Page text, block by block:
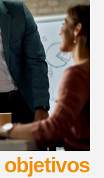
objetivos